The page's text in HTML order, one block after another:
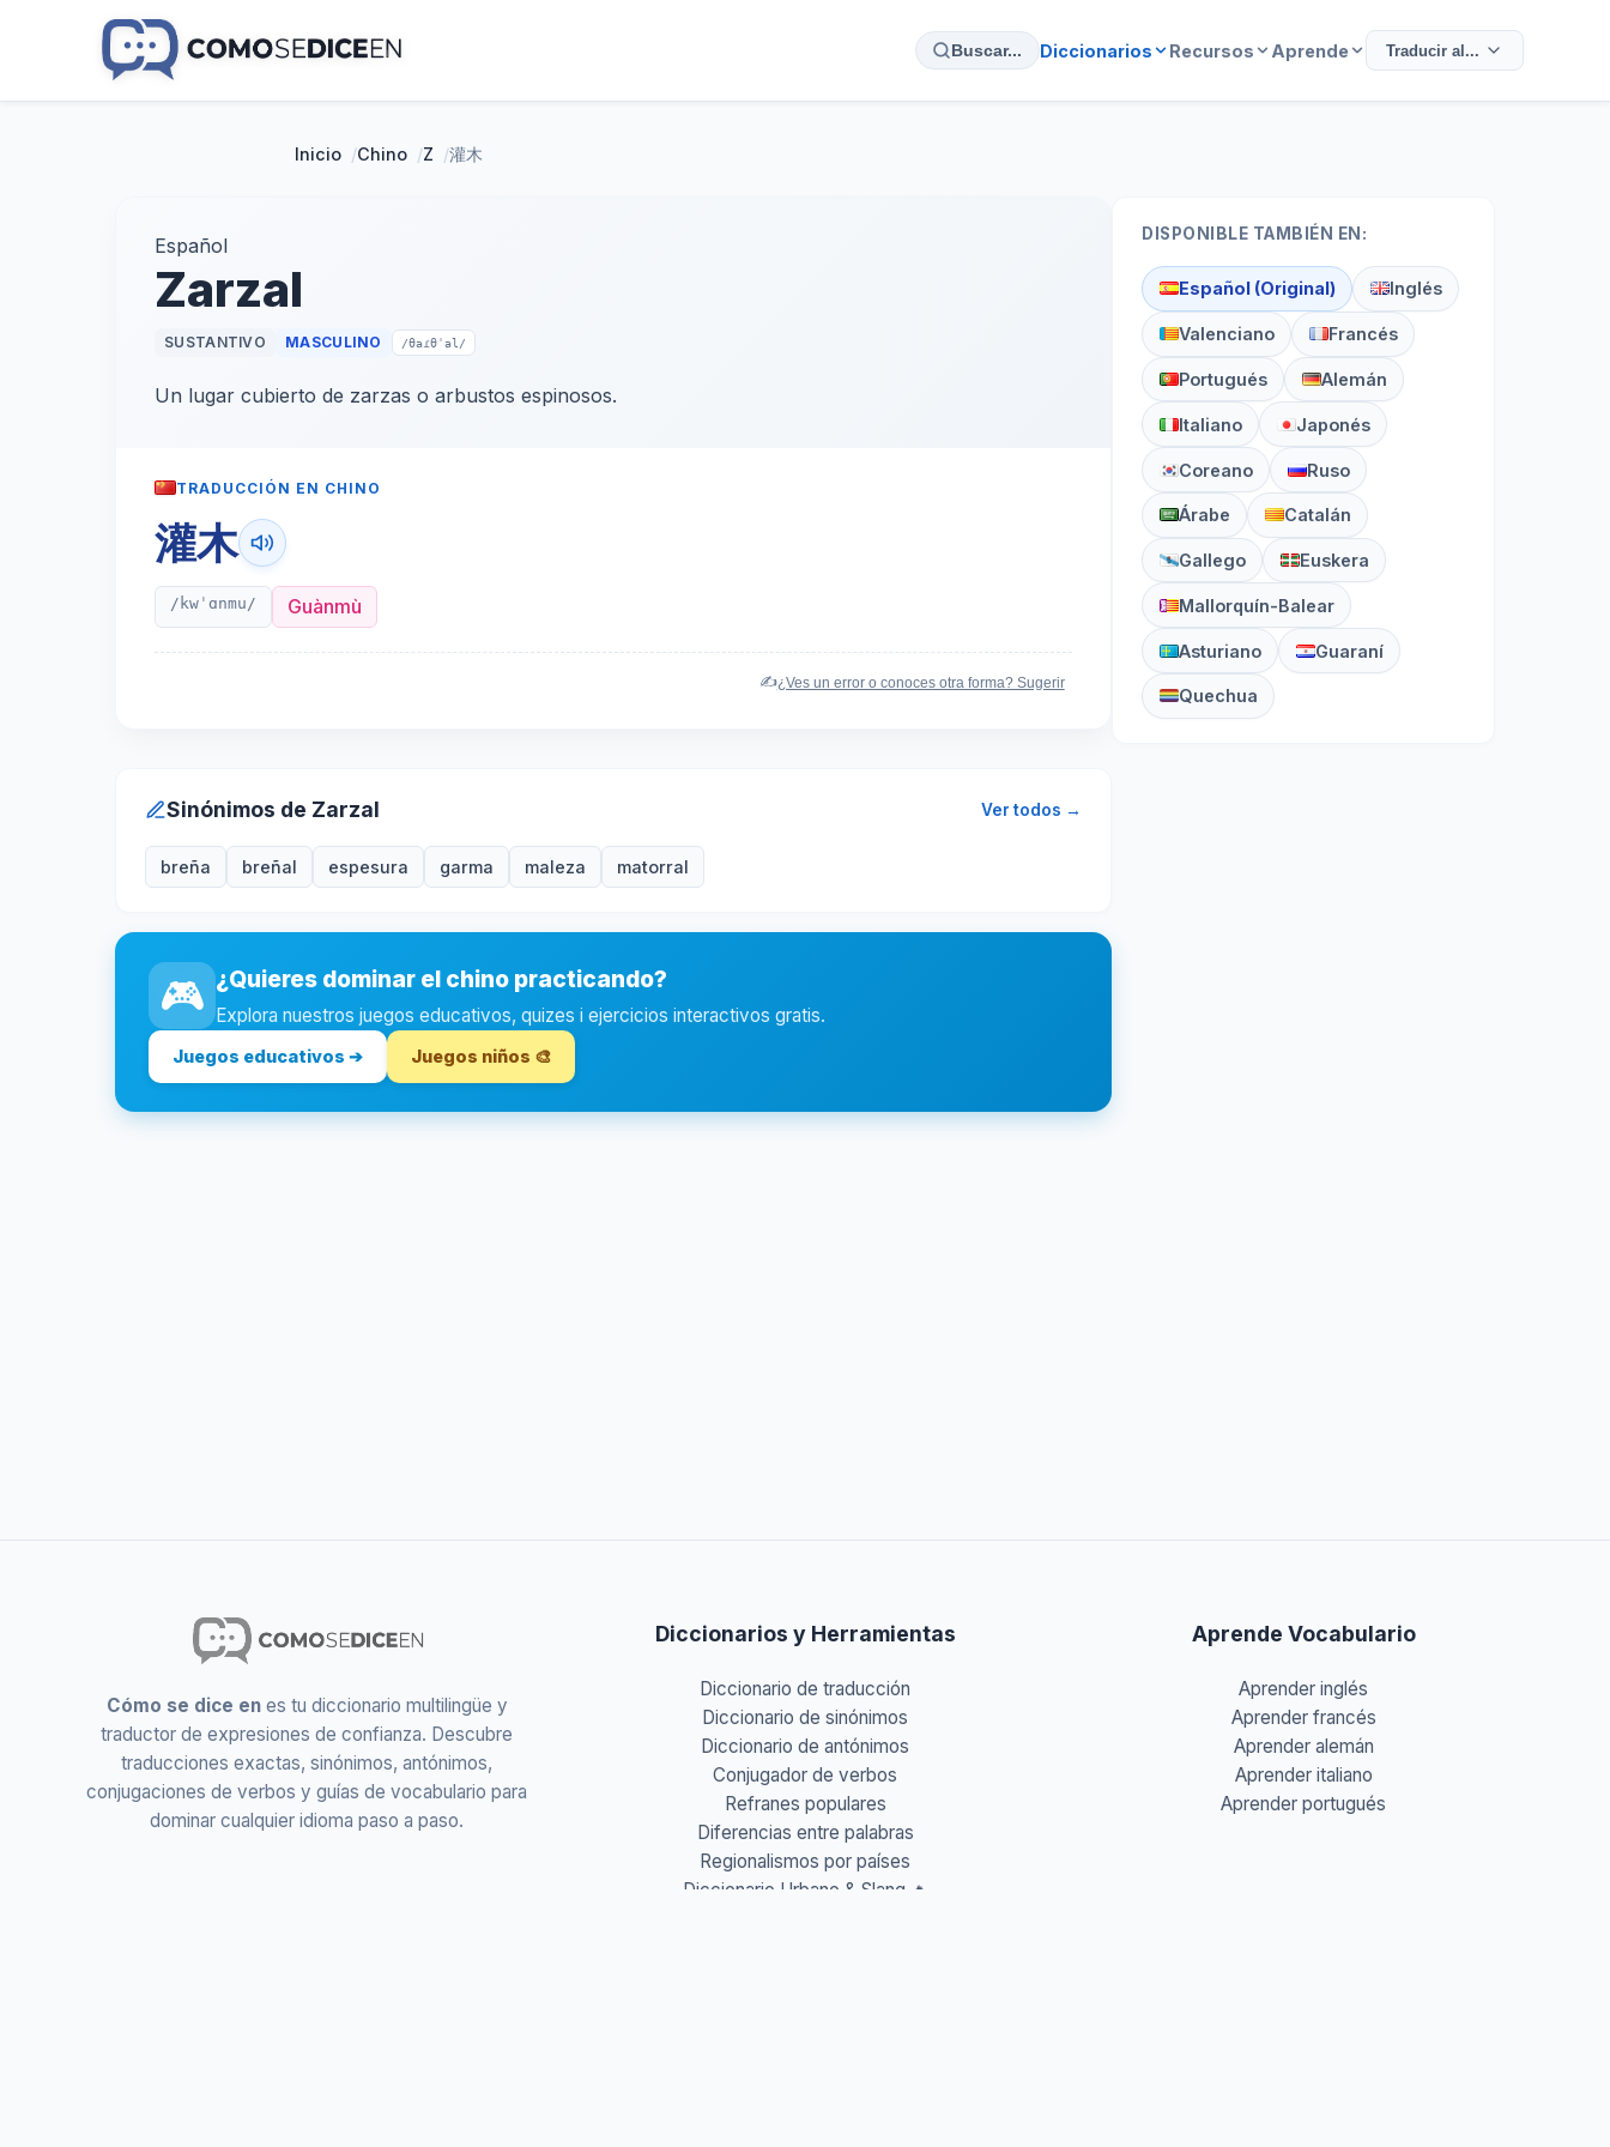
Buscar... Diccionarios Recursos Aprende Traducir al...
Inicio /Chino /Z /灌木
Español
Zarzal
SUSTANTIVO MASCULINO /θaɾθˈal/
Un lugar cubierto de zarzas o arbustos espinosos.
TRADUCCIÓN EN CHINO
灌木
/kwˈɑnmu/ Guànmù
✍️¿Ves un error o conoces otra forma? Sugerir
Sinónimos de Zarzal Ver todos →
breña breñal espesura garma maleza matorral
🎮 ¿Quieres dominar el chino practicando?
Explora nuestros juegos educativos, quizes i ejercicios interactivos gratis.
Juegos educativos ➔ Juegos niños 🎨
DISPONIBLE TAMBIÉN EN:
Español (Original) Inglés
Valenciano Francés
Portugués Alemán
Italiano Japonés
Coreano Ruso
Árabe Catalán
Gallego Euskera
Mallorquín-Balear
Asturiano Guaraní
Quechua
Cómo se dice enes tu diccionario multilingüe y
traductor de expresiones de confianza. Descubre
traducciones exactas, sinónimos, antónimos,
conjugaciones de verbos y guías de vocabulario para
dominar cualquier idioma paso a paso.
Diccionarios y Herramientas
Diccionario de traducción
Diccionario de sinónimos
Diccionario de antónimos
Conjugador de verbos
Refranes populares
Diferencias entre palabras
Regionalismos por países
Diccionario Urbano & Slang 🔥
Aprende Vocabulario
Aprender inglés
Aprender francés
Aprender alemán
Aprender italiano
Aprender portugués